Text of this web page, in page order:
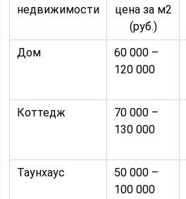
недвижимости
цена за м2
(руб.)
Дом
60 000 –
120 000
Коттедж
70 000 –
130 000
Таунхаус
50 000 –
100 000